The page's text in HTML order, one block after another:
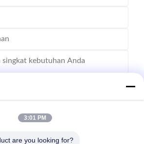
Mengirim
3:01 PM
are you looking for?